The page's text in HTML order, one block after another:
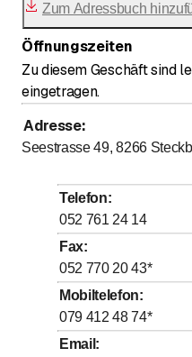
Zum Adressbuch
Öffnungszeiten
Zu diesem Geschäft sind
eingetragen.
Adresse:
Seestrasse 49, 8266
Telefon:
052 761 24 14
Fax:
052 770 20 43*
Mobiltelefon:
079 412 48 74*
Email :